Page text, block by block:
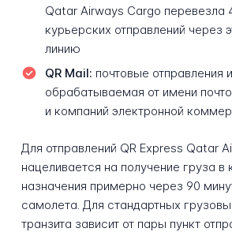
Qatar Airways Cargo перевезла
курьерских отправлений через
линию
QR Mail: почтовые отправления
обрабатываемая от имени
и компаний электронной
Для отправлений QR Express Qatar
нацеливается на получение груза в
назначения примерно через 90
самолета. Для стандартных
транзита зависит от пары пункт